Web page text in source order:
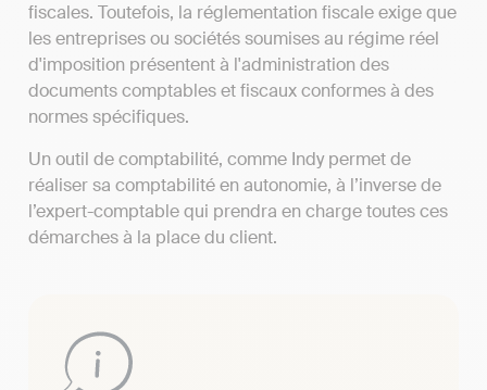
fiscales. Toutefois, la réglementation fiscale exige que
les entreprises ou sociétés soumises au régime réel
d'imposition présentent à l'administration des
documents comptables et fiscaux conformes à des
normes spécifiques.
Un outil de comptabilité, comme Indy permet de
réaliser sa comptabilité en autonomie, à l’inverse de
l’expert-comptable qui prendra en charge toutes ces
démarches à la place du client.